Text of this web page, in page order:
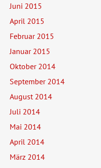
Juni 2015
April 2015
Februar 2015
Januar 2015
Oktober 2014
September 2014
August 2014
Juli 2014
Mai 2014
April 2014
März 2014